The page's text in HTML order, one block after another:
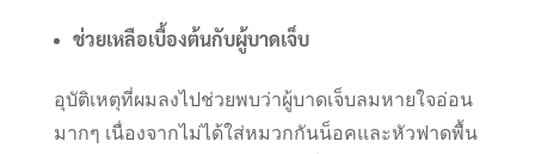
ช่วยเหลือเบื้องต้นกับผู้บาดเจ็บ
อุบัติเหตุที่ผมลงไปช่วยพบว่าผู้บาดเจ็บลมหายใจอ่อน
มากๆ เนื่องจากไม่ได้ใส่หมวกกันน็อคและหัวฟาดพื้น